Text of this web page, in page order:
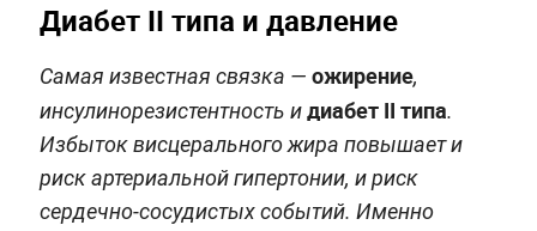
Диабет II типа и давление
Самая известная связка — ожирение,
инсулинорезистентность идиабет II типа.
Избыток висцерального жира повышает и
риск артериальной гипертонии, и риск
сердечно-сосудистых событий. Именно